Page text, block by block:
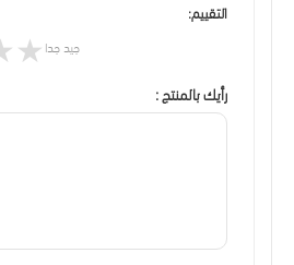
التقييم:
★ جيد جدا
رأيك بالمنتج :